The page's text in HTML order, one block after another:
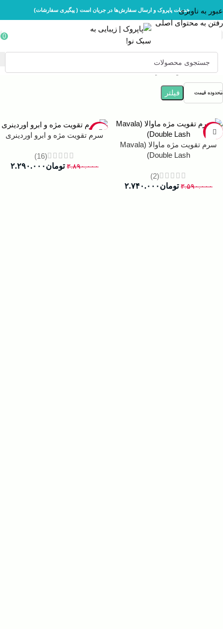
عبور به ناوبری
رفتن به محتوای اصلی
خدمات پاپروک و ارسال سفارش‌ها در جریان است ( پیگیری سفارشات)
0
خانه محصولات مو
محدوده قیمت فیلتر
-24%
سرم تقویت مژه ماوالا (Mavala
Double Lash)
(2)
۳.۵۹۰.۰۰۰ تومان ۲.۷۴۰.۰۰۰
-41%
سرم تقویت مژه و ابرو اوردینری
(16)
۳.۸۹۰.۰۰۰ تومان ۲.۲۹۰.۰۰۰